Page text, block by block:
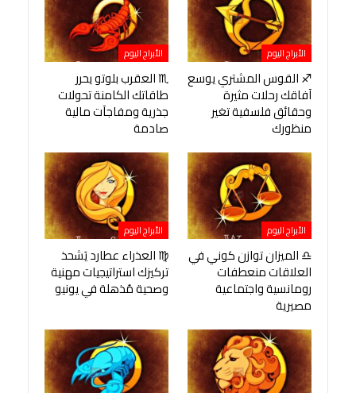
الأبراج اليوم
♐ القوس المشتري يوسع
آفاقك رحلات مثيرة
وحقائق فلسفية تغير
منظورك
الأبراج اليوم
♏ العقرب بلوتو يحرر
طاقاتك الكامنة تحولات
جذرية ومفاجآت مالية
صادمة
الأبراج اليوم
♎ الميزان توازن كوني في
العلاقات منعطفات
رومانسية واجتماعية
مصيرية
الأبراج اليوم
♍ العذراء عطارد يَشحذ
تركيزك استراتيجيات مهنية
وصحية مُذهلة في يونيو